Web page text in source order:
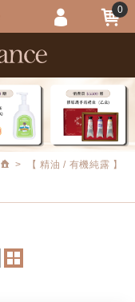
【 精油 / 有機純露 】
0